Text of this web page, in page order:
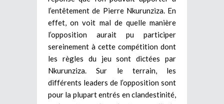
l’entêtement de Pierre Nkurunziza. En
effet, on voit mal de quelle manière
l’opposition aurait pu participer
sereinement à cette compétition dont
les règles du jeu sont dictées par
Nkurunziza. Sur le terrain, les
différents leaders de l’opposition sont
pour la plupart entrés en clandestinité,